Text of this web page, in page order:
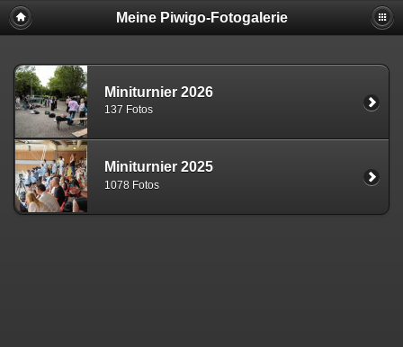
Meine Piwigo-Fotogalerie
Miniturnier 2026
137 Fotos
Miniturnier 2025
1078 Fotos